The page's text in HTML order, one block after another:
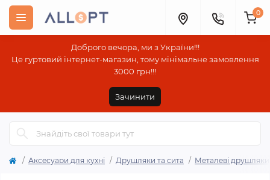
Доброго вечора, ми з України!!!
Це гуртовий інтернет-магазин, тому мінімальне замовлення
3000 грн!!!
Зачинити
0
Аксесуари для кухні Друшляки та сита Металеві друшляки